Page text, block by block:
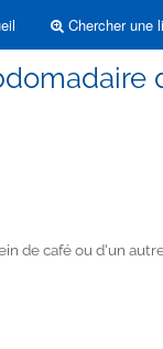
Chercher une
de café ou d'un